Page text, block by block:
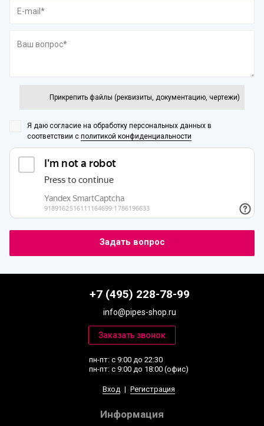
Прикрепить файлы (реквизиты, документацию, чертежи)
Я даю согласие на обработку персональных данных в
соответствии с политикой конфиденциальности
+7 (495) 228-78-99
info@pipes-shop.ru
пн-пт: с 9:00 до 22:30
пн-пт: с 9:00 до 18:00 (офис)
Вход | Регистрация
Информация